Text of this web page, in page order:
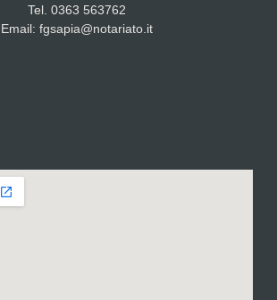
Tel. 0363 563762
Email: fgsapia@notariato.it